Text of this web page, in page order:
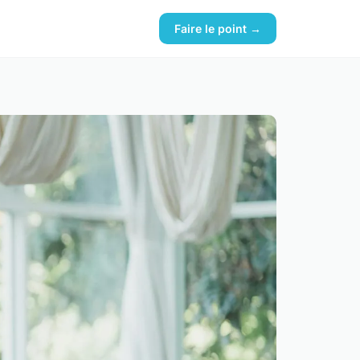
Faire le point →